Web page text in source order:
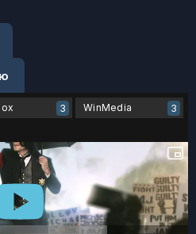
3 WinMedia
3